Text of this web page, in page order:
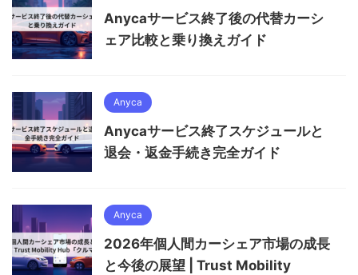
Anycaサービス終了後の代替カーシ
ェア比較と乗り換えガイド
Anyca
Anycaサービス終了スケジュールと
退会・返金手続き完全ガイド
Anyca
2026年個人間カーシェア市場の成長
と今後の展望 | Trust Mobility